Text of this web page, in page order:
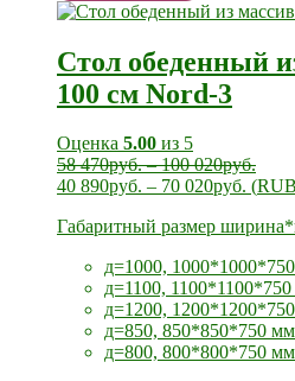
Стол обеденный
100 см Nord-3
Оценка 5.00 из 5
58 470руб.–100 020руб.
40 890руб. – 70 020руб. (RUB
Габаритный размер
д=1000,
д=1100,
д=1200,
д=850, 850*850*750
д=800, 800*800*750